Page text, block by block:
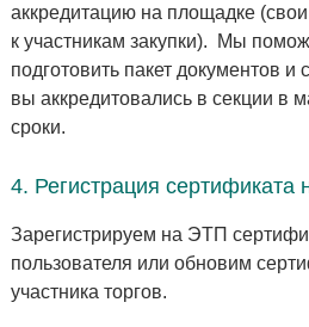
аккредитацию на площадке
к участникам закупки). Мы
подготовить пакет документов и
вы аккредитовались в секции в
сроки.
4. Регистрация
Зарегистрируем на ЭТП
пользователя или обновим
участника торгов.